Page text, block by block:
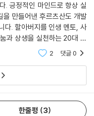
. 긍정적인 마인드로 항상 실
만들어낸 후르츠산도 개발
다. 할아버지를 인생 멘토, 사
과 상생을 실천하는 20대 청
다. 일독을 권합니다. 앞으로
2 댓글0
한줄평 3